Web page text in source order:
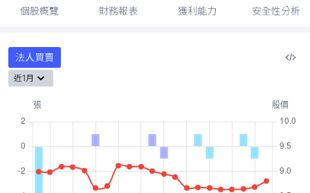
個股概覽 財務報表 獲利能力 安全性分析
法人買賣
近1月